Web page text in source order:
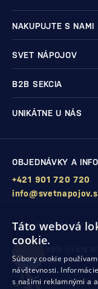
NAKUPUJTE S NAMI
SVET NÁPOJOV
B2B SEKCIA
UNIKÁTNE U NÁS
OBJEDNÁVKY A
+421 901 720 720
ZÁRUKA KVALITY A
zákazníkov
SHOP ROKU
Táto webová
cookie.
Súbory cookie
návštevnosti.
s našimi reklamnými a